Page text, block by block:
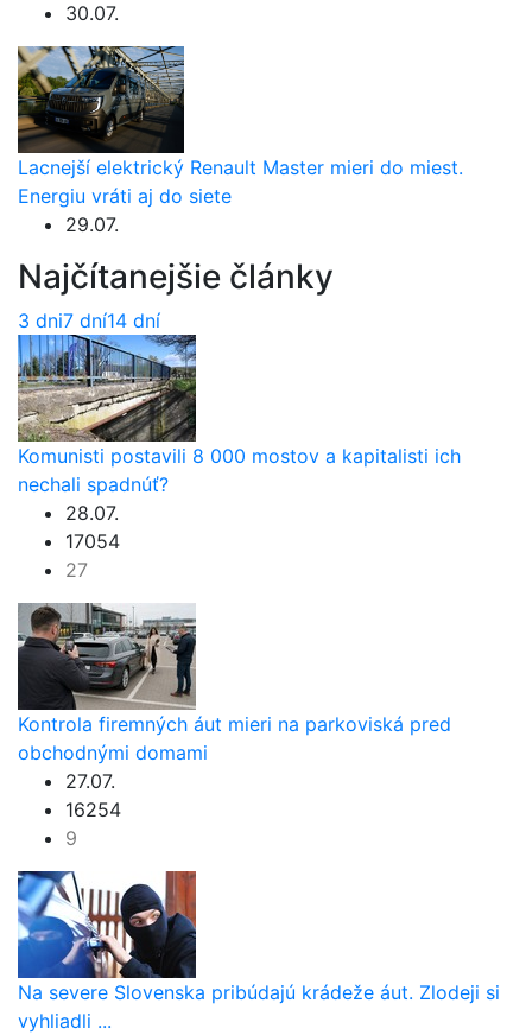
30.07.
Lacnejší elektrický Renault Master mieri do miest.
Energiu vráti aj do siete
29.07.
Najčítanejšie články
3 dni7 dní14 dní
Komunisti postavili 8 000 mostov a kapitalisti ich
nechali spadnúť?
28.07.
17054
27
Kontrola firemných áut mieri na parkoviská pred
obchodnými domami
27.07.
16254
9
Na severe Slovenska pribúdajú krádeže áut. Zlodeji si
vyhliadli ...